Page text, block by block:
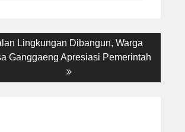
Lingkungan Dibangun, Warga
Ganggaeng Apresiasi Pemerintah